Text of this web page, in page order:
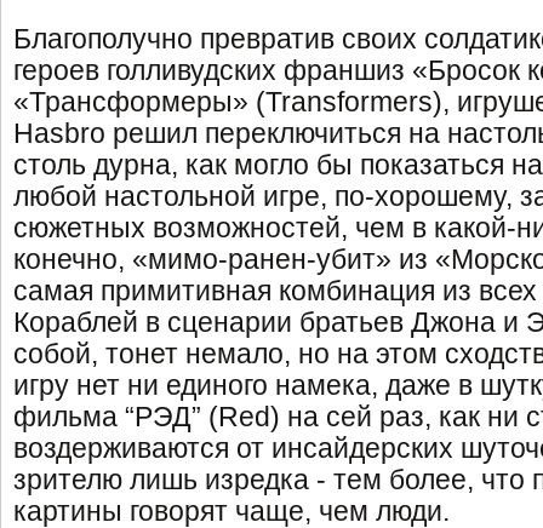
Благополучно превратив своих
героев голливудских франшиз «Бросок
«Трансформеры» (Transformers),
Hasbro решил переключиться на
столь дурна, как могло бы показаться
любой настольной игре, по-хорошему,
сюжетных возможностей, чем в какой-
конечно, «мимо-ранен-убит» из
самая примитивная комбинация из
Кораблей в сценарии братьев Джона и
собой, тонет немало, но на этом
игру нет ни единого намека, даже в
фильма “РЭД” (Red) на сей раз, как ни
воздерживаются от инсайдерских
зрителю лишь изредка - тем более, что
картины говорят чаще, чем люди.